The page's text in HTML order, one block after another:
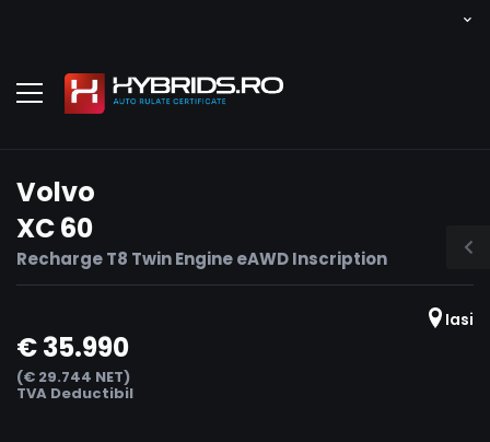
Volvo
XC 60
Recharge T8 Twin Engine eAWD Inscription
Iasi
€ 35.990
(€ 29.744 NET)
TVA Deductibil